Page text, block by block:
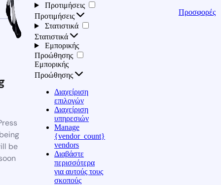
be
Προτιμήσεις
Προτιμήσεις
Στατιστικά
Στατιστικά
Εμπορικής
Προώθησης
Εμπορικής
Προώθησης
Διαχείριση
επιλογών
Διαχείριση
υπηρεσιών
Manage
{vendor_count}
vendors
Διαβάστε
περισσότερα
για αυτούς τους
σκοπούς
Προσφορές